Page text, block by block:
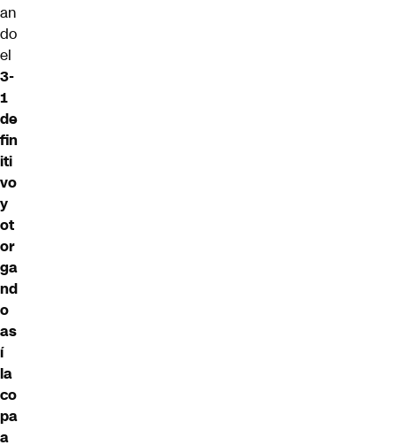
an
do
el
3-
1
de
fin
iti
vo
y
ot
or
ga
nd
o
as
í
la
co
pa
a